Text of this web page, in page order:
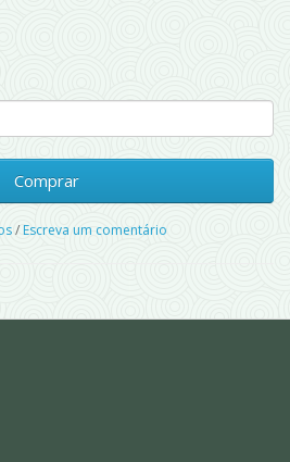
Comprar
/Escreva um comentário